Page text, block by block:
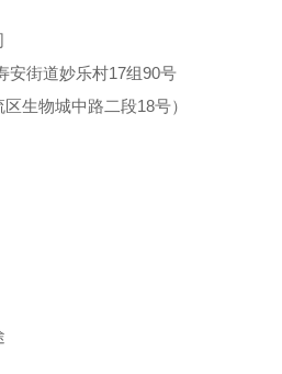
安街道妙乐村17组90号
生物城中路二段18号）